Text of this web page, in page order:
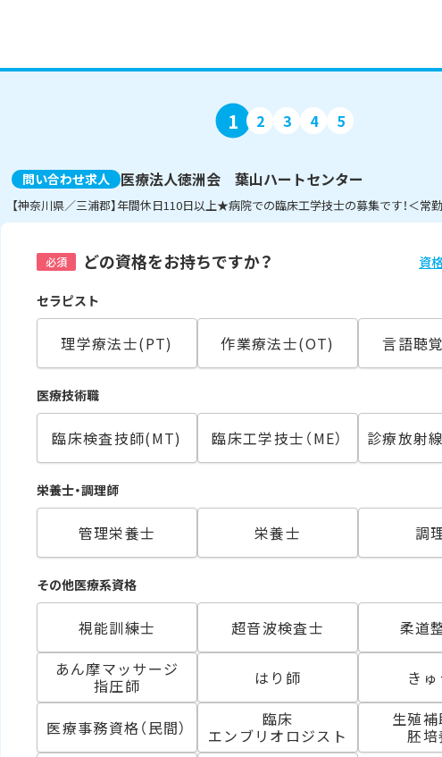
1 2 3 4 5
問い合わせ求人 医療法人徳洲会 葉山ハートセンター
【神奈川県／三浦郡】年間休日110日以上★病院での臨床工学技士の募集です！＜常
必須 どの資格をお持ちですか？ 資
セラピスト
理学療法士(PT) 作業療法士(OT) 言語聴
医療技術職
臨床検査技師(MT) 臨床工学技士（ME） 診療放射
栄養士・調理師
管理栄養士 栄養士 調
その他医療系資格
視能訓練士 超音波検査士
柔道
あん摩マッサージ
指圧師 はり師 き
医療事務資格（民間） 臨床
エンブリオロジスト
生殖
胚培